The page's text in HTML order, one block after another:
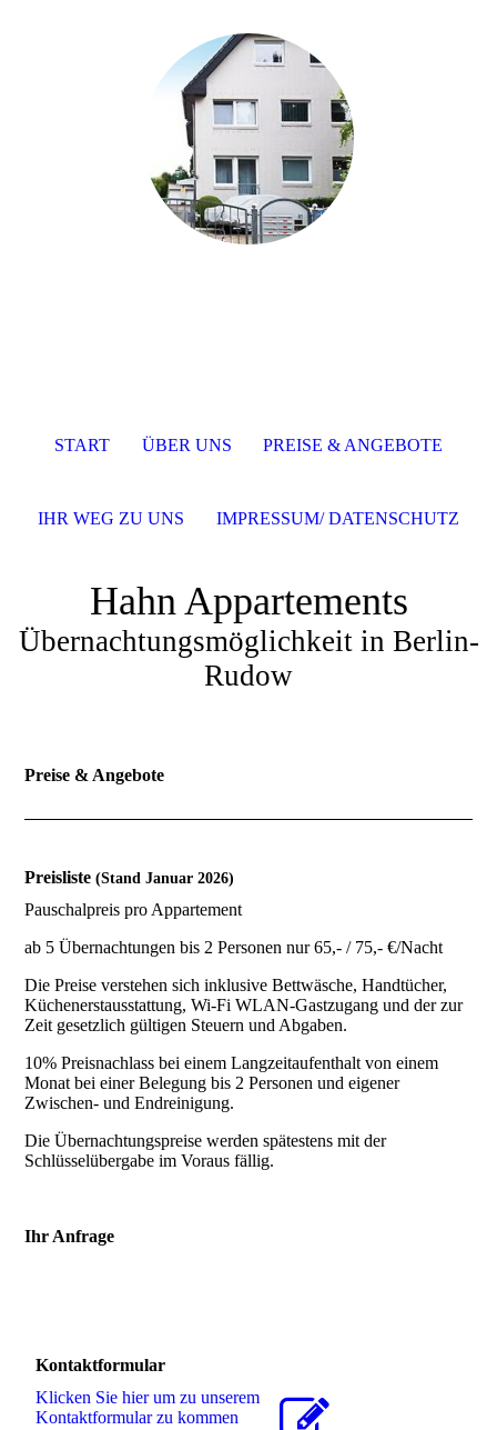
Hahn Appartements
Übernachtungsmöglichkeit in Berlin-
Rudow
Preise & Angebote
Preisliste(Stand Januar 2026)
Pauschalpreis pro Appartement
ab 5 Übernachtungen bis 2 Personen nur 65,- / 75,- €/Nacht
Die Preise verstehen sich inklusive Bettwäsche, Handtücher,
Küchenerstausstattung, Wi-Fi WLAN-Gastzugang und der zur
Zeit gesetzlich gültigen Steuern und Abgaben.
10% Preisnachlass bei einem Langzeitaufenthalt von einem
Monat bei einer Belegung bis 2 Personen und eigener
Zwischen- und Endreinigung.
Die Übernachtungspreise werden spätestens mit der
Schlüsselübergabe im Voraus fällig.
Ihr Anfrage
Kontaktformular
Klicken Sie hier um zu unserem
Kon­takt­for­mu­lar zu kommen
START ÜBER UNS PREISE & ANGEBOTE
IHR WEG ZU UNS IMPRESSUM/ DATENSCHUTZ